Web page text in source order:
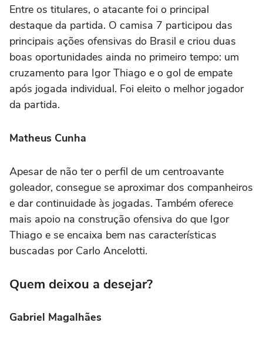
Entre os titulares, o atacante foi o principal
destaque da partida. O camisa 7 participou das
principais ações ofensivas do Brasil e criou duas
boas oportunidades ainda no primeiro tempo: um
cruzamento para Igor Thiago e o gol de empate
após jogada individual. Foi eleito o melhor jogador
da partida.
Matheus Cunha
Apesar de não ter o perfil de um centroavante
goleador, consegue se aproximar dos companheiros
e dar continuidade às jogadas. Também oferece
mais apoio na construção ofensiva do que Igor
Thiago e se encaixa bem nas características
buscadas por Carlo Ancelotti.
Quem deixou a desejar?
Gabriel Magalhães